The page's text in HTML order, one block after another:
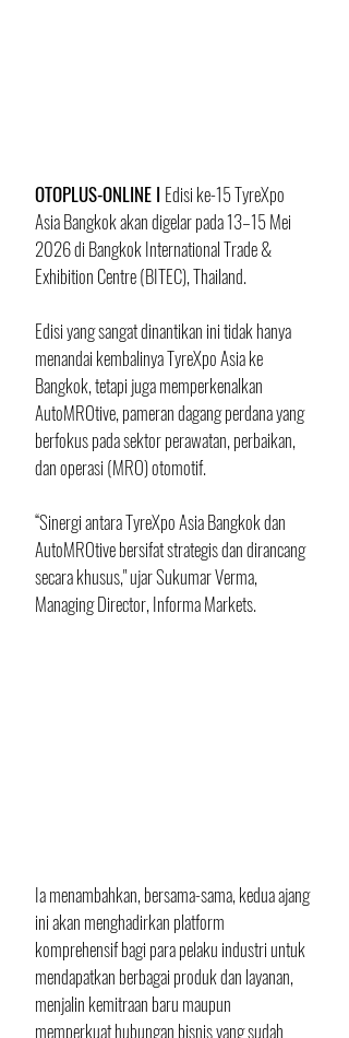
OTOPLUS-ONLINE I Edisi ke-15 TyreXpo
Asia Bangkok akan digelar pada 13–15 Mei
2026 di Bangkok International Trade &
Exhibition Centre (BITEC), Thailand.
Edisi yang sangat dinantikan ini tidak hanya
menandai kembalinya TyreXpo Asia ke
Bangkok, tetapi juga memperkenalkan
AutoMROtive, pameran dagang perdana yang
berfokus pada sektor perawatan, perbaikan,
dan operasi (MRO) otomotif.
“Sinergi antara TyreXpo Asia Bangkok dan
AutoMROtive bersifat strategis dan dirancang
secara khusus," ujar Sukumar Verma,
Managing Director, Informa Markets.
Ia menambahkan, bersama-sama, kedua ajang
ini akan menghadirkan platform
komprehensif bagi para pelaku industri untuk
mendapatkan berbagai produk dan layanan,
menjalin kemitraan baru maupun
memperkuat hubungan bisnis yang sudah